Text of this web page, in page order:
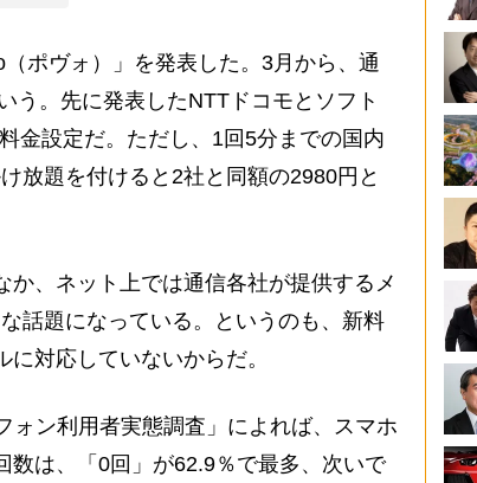
ポヴォ）」を発表した。3月から、通
う。先に発表したNTTドコモとソフト
金設定だ。ただし、1回5分までの国内
放題を付けると2社と同額の2980円と
、ネット上では通信各社が提供するメ
話題になっている。というのも、新料
対応していないからだ。
ン利用者実態調査」によれば、スマホ
数は、「0回」が62.9％で最多、次いで